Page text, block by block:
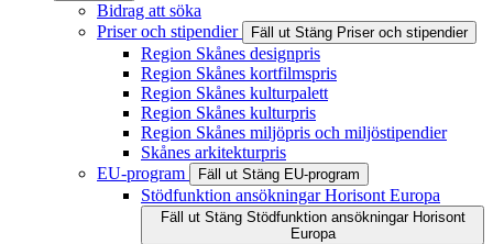
Bidrag att söka
Priser och stipendier
Fäll ut Stäng Priser och stipendier
Region Skånes designpris
Region Skånes kortfilmspris
Region Skånes kulturpalett
Region Skånes kulturpris
Region Skånes miljöpris och miljöstipendier
Skånes arkitekturpris
EU-program
Fäll ut Stäng EU-program
Stödfunktion ansökningar Horisont Europa
Fäll ut Stäng Stödfunktion ansökningar Horisont
Europa